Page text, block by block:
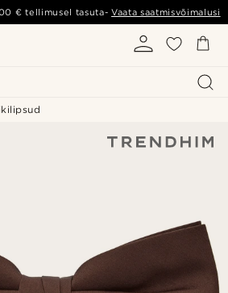
€ tellimusel tasuta-Vaata saatmisvõimalusi